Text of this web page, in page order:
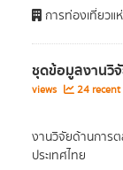
การท่องเที่ยวแ
ชุดข้อมูลงานวิ
views
24 recent
งานวิจัยด้านการ
ประเทศไทย